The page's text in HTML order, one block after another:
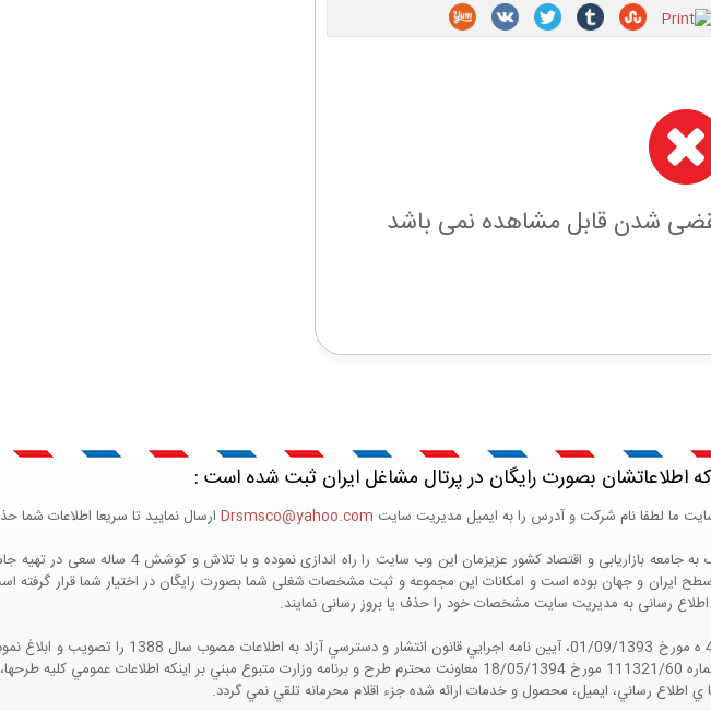
شدن قابل مشاهده نمی باشد
اطلاعاتشان بصورت رایگان در پرتال مشاغل ایران ثبت شده است :
ما لطفا نام شرکت و آدرس را به ایمیل مدیریت سایت Drsmsco@yahoo.com ارسال نمایید تا سریعا اطلاعات شما
پرتال مشاغل ایران در جهت رشد فرهنگ بازاریابی و کمک به جامعه بازاریابی
ایران و جهان بوده است و امکانات این مجموعه و ثبت مشخصات شغلی شما بصورت رایگان در اختیار شما قرار گرفته
اطلاع رسانی به مدیریت سایت مشخصات خود را حذف یا بروز رسانی نمایند.
هيئت محترم دولت طي مصوبه شماره 99517/ت49016 ه مورخ 01/09/1393، آيين
مواد 5 و 9 آيين نامه اجرايي و همچنين با تکيه بر نامه شماره 111321/60 مورخ 18/05/1394 معاونت محترم طرح و برنامه وزارت متبوع مبني بر اينکه
ي اطلاع رساني، ايميل، محصول و خدمات ارائه شده جزء اقلام محرمانه تلقي نمي گردد.